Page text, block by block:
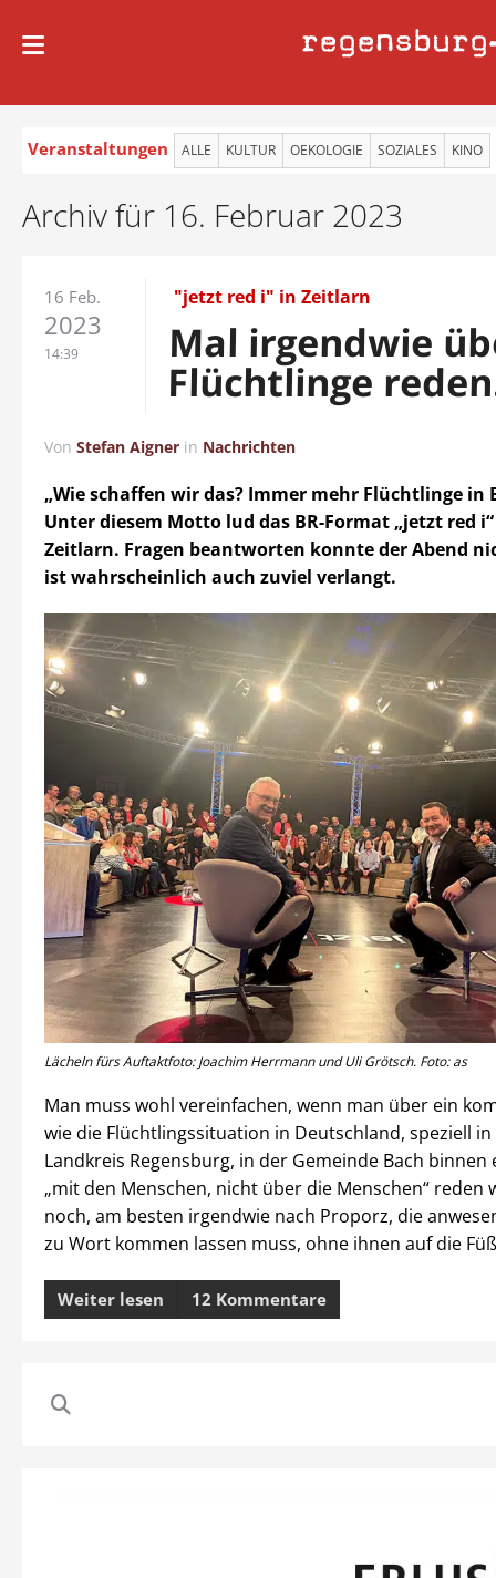
regensburg
Veranstaltungen ALLE KULTUR OEKOLOGIE SOZIALES KINO
Archiv für 16. Februar 2023
16 Feb.
2023
14:39
"jetzt red i" in Zeitlarn
Mal irgendwie
Flüchtlinge
Von Stefan Aigner in Nachrichten
„Wie schaffen wir das? Immer mehr Flüchtlinge in
Unter diesem Motto lud das BR-Format „jetzt red
Zeitlarn. Fragen beantworten konnte der Abend
ist wahrscheinlich auch zuviel verlangt.
Lächeln fürs Auftaktfoto: Joachim Herrmann und Uli Grötsch. Foto: as
Man muss wohl vereinfachen, wenn man über ein
wie die Flüchtlingssituation in Deutschland, speziell in
Landkreis Regensburg, in der Gemeinde Bach binnen
„mit den Menschen, nicht über die Menschen“ reden
noch, am besten irgendwie nach Proporz, die
zu Wort kommen lassen muss, ohne ihnen auf die
Weiter lesen 12 Kommentare